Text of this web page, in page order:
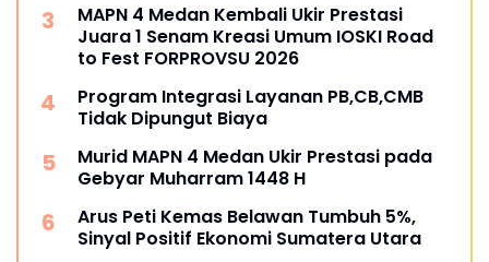
MAPN 4 Medan Kembali Ukir Prestasi
Juara 1 Senam Kreasi Umum IOSKI Road
to Fest FORPROVSU 2026
Program Integrasi Layanan PB,CB,CMB
Tidak Dipungut Biaya
Murid MAPN 4 Medan Ukir Prestasi pada
Gebyar Muharram 1448 H
Arus Peti Kemas Belawan Tumbuh 5%,
Sinyal Positif Ekonomi Sumatera Utara